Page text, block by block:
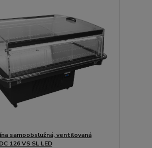
samoobslužná, ventilovaná
126 VS SL LED